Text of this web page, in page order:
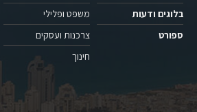
בלוגים ודעות
ספורט
משפט ופלילי
צרכנות ועסקים
חינוך